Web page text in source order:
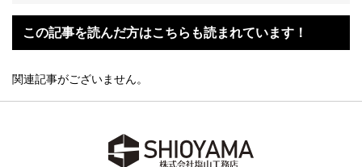
この記事を読んだ方はこちらも読まれています！
関連記事がございません。